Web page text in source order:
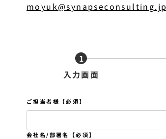
moyuk@synapseconsulting.jp
1
入力画面
示
さ
ご担当者様【必須】
会社名/部署名【必須】